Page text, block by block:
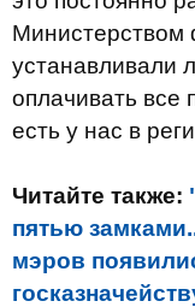
Министерством
устанавливали
оплачивать все
есть у нас в
Читайте также:
пятью
мэров